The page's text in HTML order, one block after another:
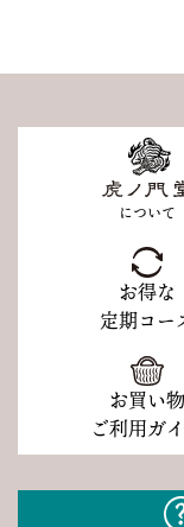
について
お得な
定期コー
お買い物
ご利用ガ